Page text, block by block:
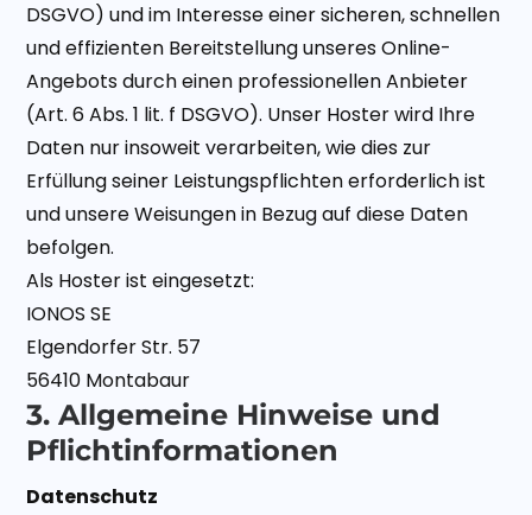
DSGVO) und im Interesse einer sicheren, schnellen
und effizienten Bereitstellung unseres Online-
Angebots durch einen professionellen Anbieter
(Art. 6 Abs. 1 lit. f DSGVO). Unser Hoster wird Ihre
Daten nur insoweit verarbeiten, wie dies zur
Erfüllung seiner Leistungspflichten erforderlich ist
und unsere Weisungen in Bezug auf diese Daten
befolgen.
Als Hoster ist eingesetzt:
IONOS SE
Elgendorfer Str. 57
56410 Montabaur
3. Allgemeine Hinweise und
Pflichtinformationen
Datenschutz